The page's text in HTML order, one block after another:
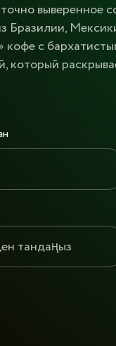
выверенное
Бразилии,
кофе с
который
тандаңыз